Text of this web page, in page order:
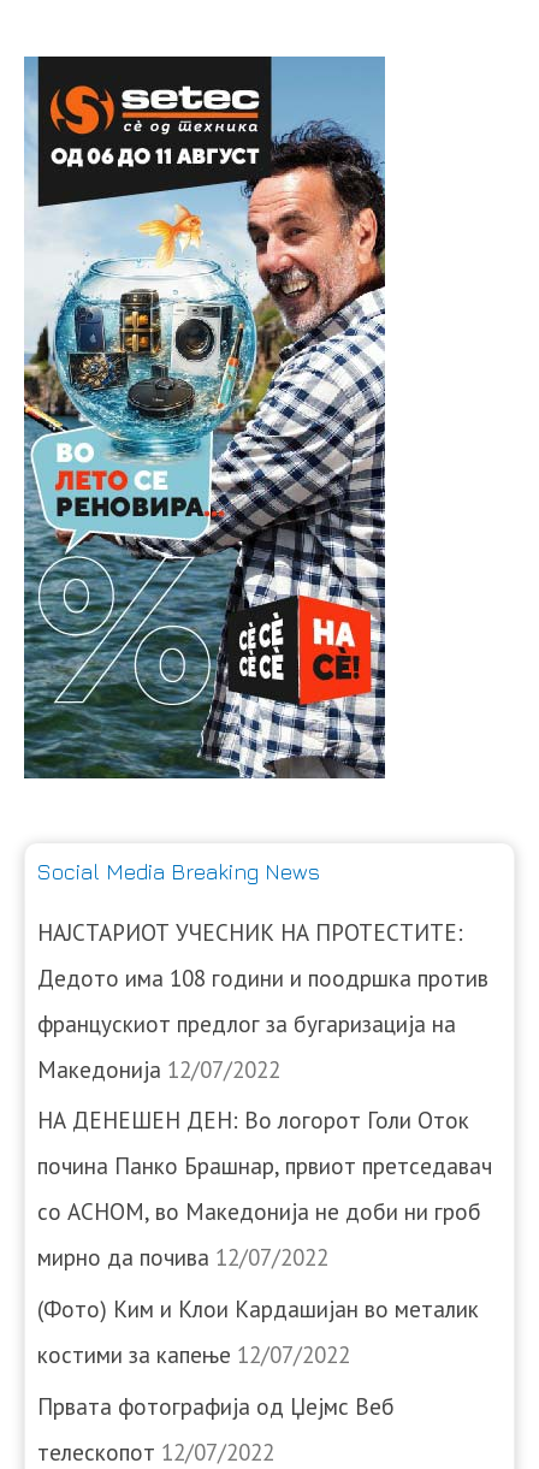
Social Media Breaking News
НАЈСТАРИОТ УЧЕСНИК НА ПРОТЕСТИТЕ:
Дедото има 108 години и поодршка против
францускиот предлог за бугаризација на
Македонија 12/07/2022
НА ДЕНЕШЕН ДЕН: Во логорот Голи Оток
почина Панко Брашнар, првиот претседавач
со АСНОМ, во Македонија не доби ни гроб
мирно да почива 12/07/2022
(Фото) Ким и Клои Кардашијан во металик
костими за капење 12/07/2022
Првата фотографија од Џејмс Веб
телескопот 12/07/2022